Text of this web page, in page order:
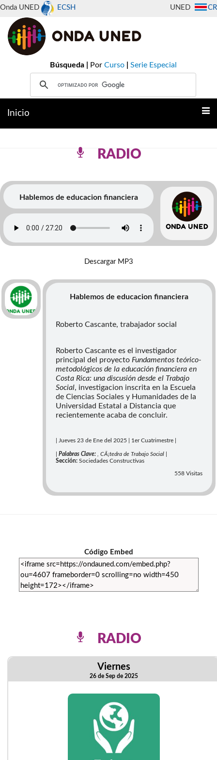
Onda UNED ECSH CR
UNED
Búsqueda | Por Curso Serie Especial
Inicio
RADIO
Hablemos de educacion financiera
Descargar MP3
Hablemos de educacion financiera
Roberto Cascante, trabajador social
Roberto Cascante es el investigador
principal del proyecto Fundamentos teórico-
metodológicos de la educación financiera en
Costa Rica: una discusión desde el Trabajo
Social, investigacion inscrita en la Escuela
de Ciencias Sociales y Humanidades de la
Universidad Estatal a Distancia que
recientemente acaba de concluir.
| Jueves 23 de Ene del 2025 | 1er Cuatrimestre |
Palabras Clave: , CÃ¡tedra de Trabajo Social |
Sección: Sociedades Constructivas
558 Visitas
Código Embed
RADIO
Viernes
26 de Sep de 2025